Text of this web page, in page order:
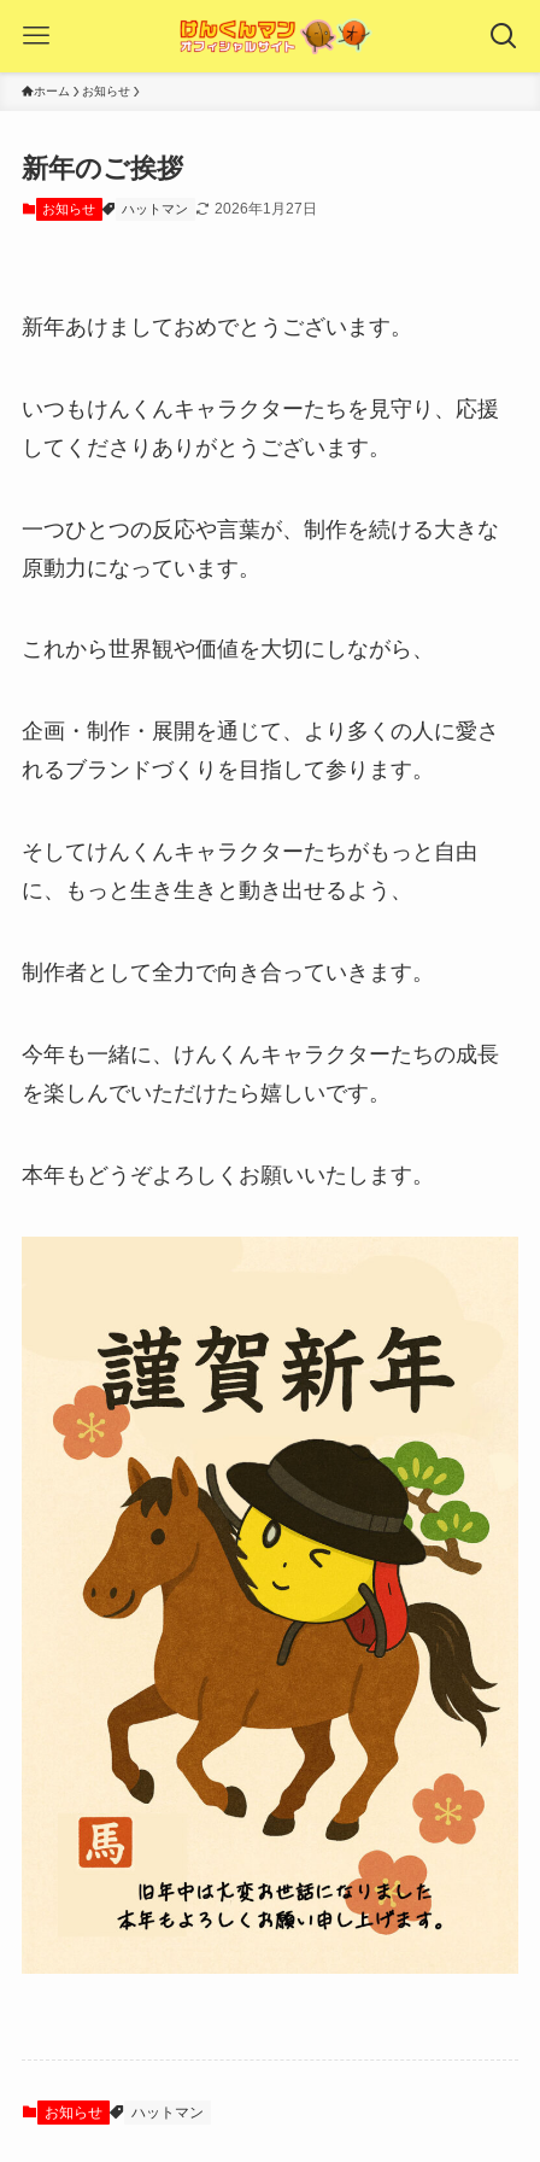
ホーム お知らせ
新年のご挨拶
お知らせ ハットマン 2026年1月27日
新年あけましておめでとうございます。
いつもけんくんキャラクターたちを見守り、応援
してくださりありがとうございます。
一つひとつの反応や言葉が、制作を続ける大きな
原動力になっています。
これから世界観や価値を大切にしながら、
企画・制作・展開を通じて、より多くの人に愛さ
れるブランドづくりを目指して参ります。
そしてけんくんキャラクターたちがもっと自由
に、もっと生き生きと動き出せるよう、
制作者として全力で向き合っていきます。
今年も一緒に、けんくんキャラクターたちの成長
を楽しんでいただけたら嬉しいです。
本年もどうぞよろしくお願いいたします。
お知らせ ハットマン